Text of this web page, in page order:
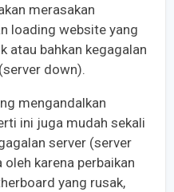
merasakan
loading website yang
atau bahkan kegagalan
down).
mengandalkan
ini juga mudah sekali
server (server
karena perbaikan
yang rusak,